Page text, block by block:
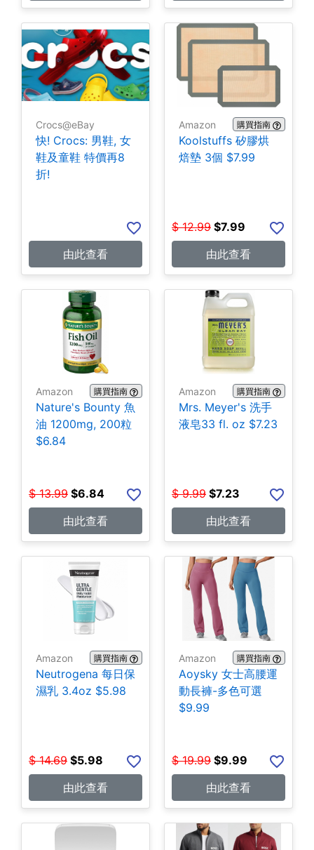
Crocs@eBay
快! Crocs: 男鞋, 女
鞋及童鞋 特價再8
折!
由此查看
Amazon 購買指南
Koolstuffs 矽膠烘
焙墊 3個 $7.99
$ 12.99 $7.99
由此查看
Amazon 購買指南
Nature's Bounty 魚
油 1200mg, 200粒
$6.84
$ 13.99 $6.84
由此查看
Amazon 購買指南
Mrs. Meyer's 洗手
液皂33 fl. oz $7.23
$ 9.99 $7.23
由此查看
Amazon 購買指南
Neutrogena 每日保
濕乳 3.4oz $5.98
$ 14.69 $5.98
由此查看
Amazon 購買指南
Aoysky 女士高腰運
動長褲-多色可選
$9.99
$ 19.99 $9.99
由此查看